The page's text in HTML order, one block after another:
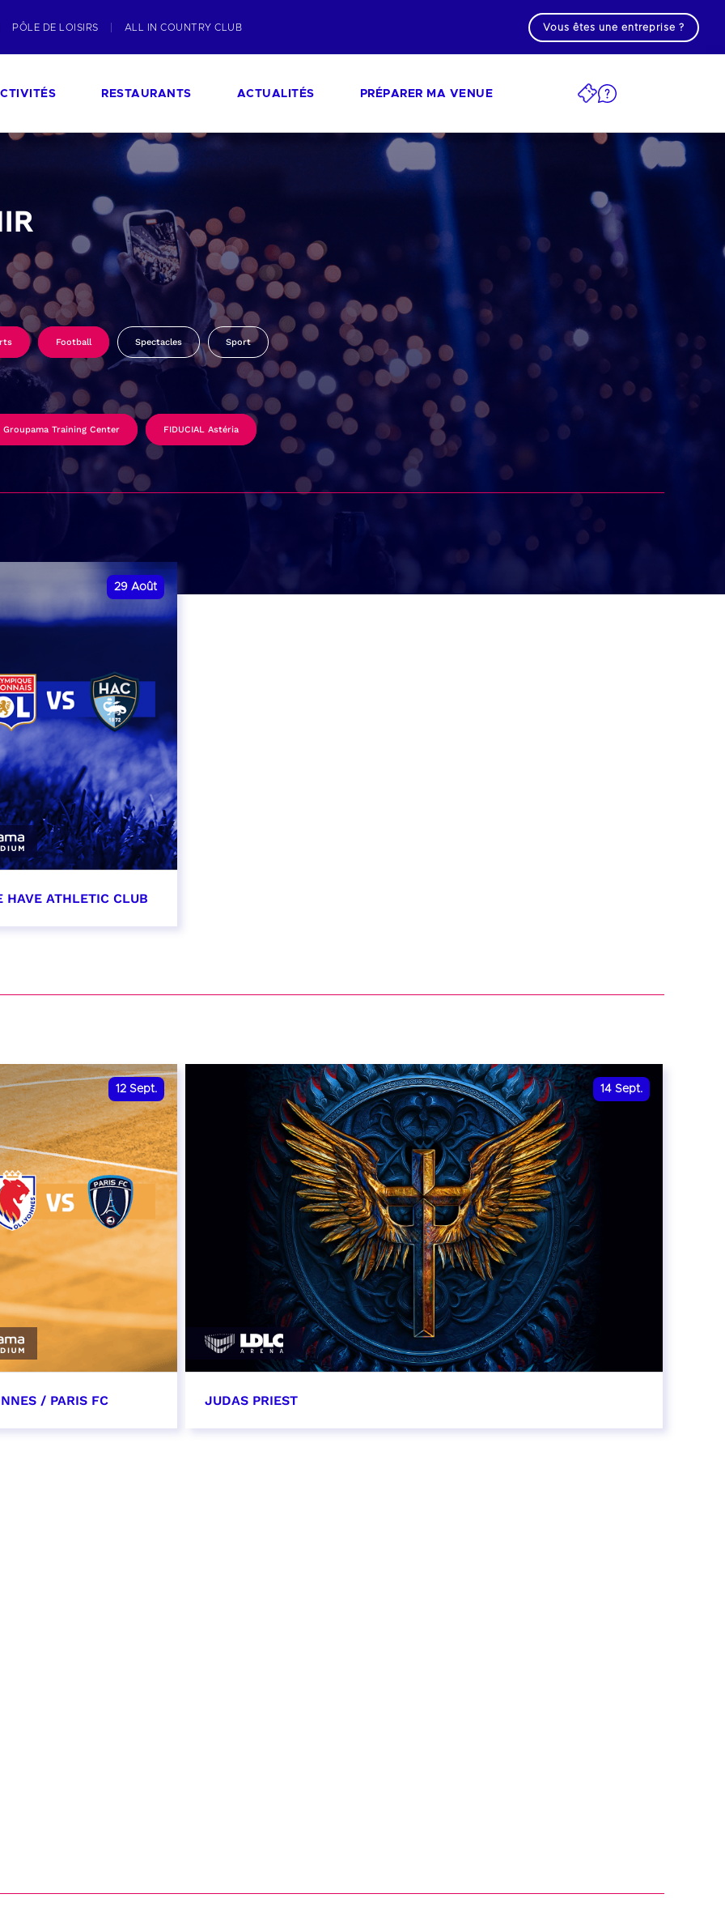
PÔLE DE LOISIRS ALL IN COUNTRY CLUB Vous êtes une entreprise ?
RESTAURANTS ACTUALITÉS PRÉPARER MA VENUE
Football Spectacles Sport
Groupama Training Center FIDUCIAL Astéria
29 Août
HAVE ATHLETIC CLUB
12 Sept.
/ PARIS FC
14 Sept.
JUDAS PRIEST